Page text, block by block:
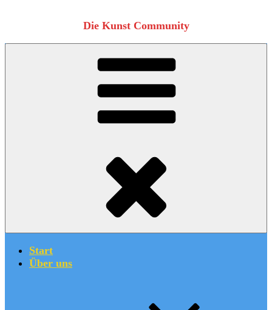
Die Kunst Community
Start
Über uns